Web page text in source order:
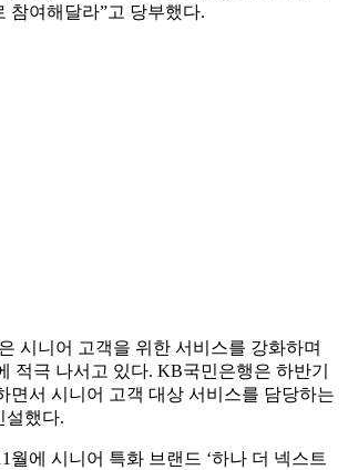
참여해달라”고 당부했다.
시니어 고객을 위한 서비스를 강화하며
적극 나서고 있다. KB국민은행은 하반기
면서 시니어 고객 대상 서비스를 담당하는
설했다.
월에 시니어 특화 브랜드 ‘하나 더 넥스트